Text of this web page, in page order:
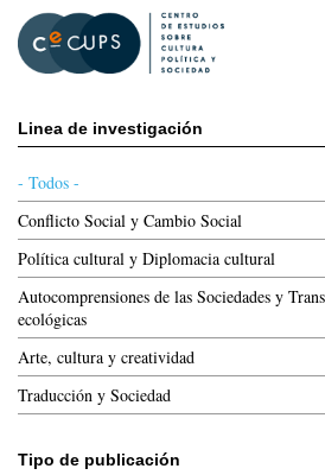
contenido
principal
Linea de investigación
- Todos -
Conflicto Social y Cambio Social
Política cultural y Diplomacia cultural
Autocomprensiones de las Sociedades y
ecológicas
Arte, cultura y creatividad
Traducción y Sociedad
Tipo de publicación